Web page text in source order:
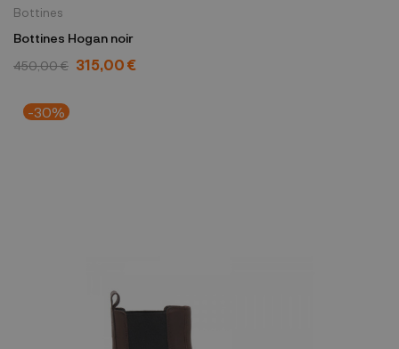
Bottines
Bottines Hogan noir
450,00 € 315,00 €
-30%